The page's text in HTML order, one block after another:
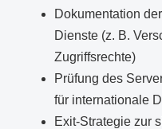
Dokumentation
Dienste (z. B.
Zugriffsrechte)
Prüfung des
für internationale
Exit-Strategie zur